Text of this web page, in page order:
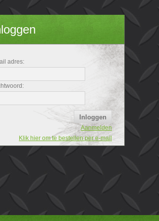
adres:
Aanmelden
Klik hier om te bestellen per e-mail